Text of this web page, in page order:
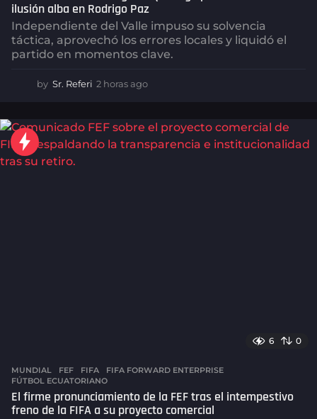
ilusión alba en Rodrigo Paz
Independiente del Valle impuso su solvencia
táctica, aprovechó los errores locales y liquidó el
partido en momentos clave.
by Sr. Referi 2 horas ago
r
s
6 0
MUNDIAL FEF ,FIFA ,FIFA FORWARD ENTERPRISE
FÚTBOL ECUATORIANO
El firme pronunciamiento de la FEF tras el intempestivo
freno de la FIFA a su proyecto comercial